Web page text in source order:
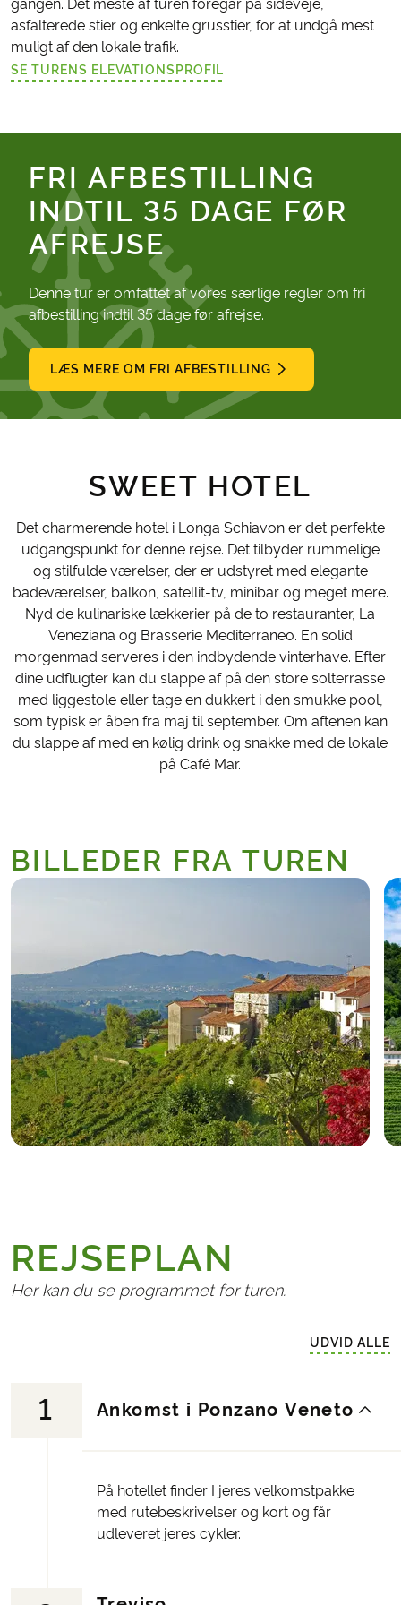
gangen. Det meste af turen foregår på sideveje,
asfalterede stier og enkelte grusstier, for at undgå mest
muligt af den lokale trafik.
SE TURENS ELEVATIONSPROFIL
FRI AFBESTILLING
INDTIL 35 DAGE FØR
AFREJSE
Denne tur er omfattet af vores særlige regler om fri
afbestilling indtil 35 dage før afrejse.
LÆS MERE OM FRI AFBESTILLING
SWEET HOTEL
Det charmerende hotel i Longa Schiavon er det perfekte
udgangspunkt for denne rejse. Det tilbyder rummelige
og stilfulde værelser, der er udstyret med elegante
badeværelser, balkon, satellit-tv, minibar og meget mere.
Nyd de kulinariske lækkerier på de to restauranter, La
Veneziana og Brasserie Mediterraneo. En solid
morgenmad serveres i den indbydende vinterhave. Efter
dine udflugter kan du slappe af på den store solterrasse
med liggestole eller tage en dukkert i den smukke pool,
som typisk er åben fra maj til september. Om aftenen kan
du slappe af med en kølig drink og snakke med de lokale
på Café Mar.
BILLEDER FRA TUREN
REJSEPLAN
Her kan du se programmet for turen.
UDVID ALLE
1 Ankomst i Ponzano Veneto
På hotellet finder I jeres velkomstpakke
med rutebeskrivelser og kort og får
udleveret jeres cykler.